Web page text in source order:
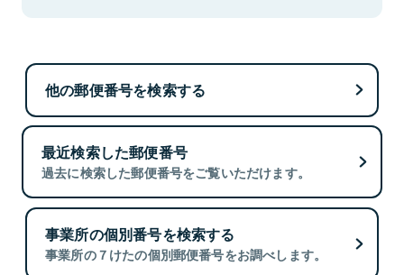
他の郵便番号を検索する
最近検索した郵便番号
過去に検索した郵便番号をご覧いただけます。
事業所の個別番号を検索する
事業所の７けたの個別郵便番号をお調べします。